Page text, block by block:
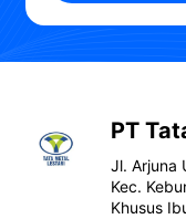
PT
Jl. Arjuna
Kec.
Khusus